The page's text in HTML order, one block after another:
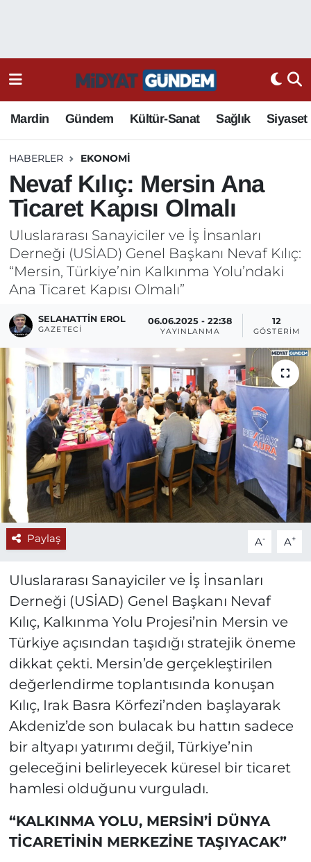
Mardin Gündem Kültür-Sanat Sağlık Siyaset
HABERLER EKONOMI
Nevaf Kılıç: Mersin Ana
Ticaret Kapısı Olmalı
Uluslararası Sanayiciler ve İş İnsanları
Derneği (USİAD) Genel Başkanı Nevaf Kılıç:
“Mersin, Türkiye’nin Kalkınma Yolu’ndaki
Ana Ticaret Kapısı Olmalı”
SELAHATTIN EROL
GAZETECI
06.06.2025 - 22:38
YAYINLANMA
12
GÖSTERIM
Paylaş A- A+
Uluslararası Sanayiciler ve İş İnsanları
Derneği (USİAD) Genel Başkanı Nevaf
Kılıç, Kalkınma Yolu Projesi’nin Mersin ve
Türkiye açısından taşıdığı stratejik öneme
dikkat çekti. Mersin’de gerçekleştirilen
değerlendirme toplantısında konuşan
Kılıç, Irak Basra Körfezi’nden başlayarak
Akdeniz’de son bulacak bu hattın sadece
bir altyapı yatırımı değil, Türkiye’nin
geleceğini belirleyecek küresel bir ticaret
hamlesi olduğunu vurguladı.
“KALKINMA YOLU, MERSİN’İ DÜNYA
TİCARETİNİN MERKEZİNE TAŞIYACAK”